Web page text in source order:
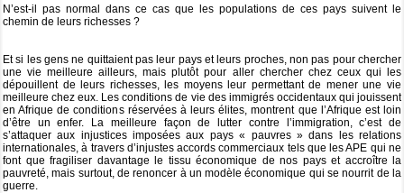
N’est-il pas normal dans ce cas que les populations de ces pays suivent le
chemin de leurs richesses ?
Et si les gens ne quittaient pas leur pays et leurs proches, non pas pour chercher
une vie meilleure ailleurs, mais plutôt pour aller chercher chez ceux qui les
dépouillent de leurs richesses, les moyens leur permettant de mener une vie
meilleure chez eux. Les conditions de vie des immigrés occidentaux qui jouissent
en Afrique de conditions réservées à leurs élites, montrent que l’Afrique est loin
d’être un enfer. La meilleure façon de lutter contre l’immigration, c’est de
s’attaquer aux injustices imposées aux pays « pauvres » dans les relations
internationales, à travers d’injustes accords commerciaux tels que les APE qui ne
font que fragiliser davantage le tissu économique de nos pays et accroître la
pauvreté, mais surtout, de renoncer à un modèle économique qui se nourrit de la
guerre.